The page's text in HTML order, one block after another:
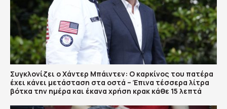
Συγκλονίζει ο Χάντερ Μπάιντεν: Ο καρκίνος του πατέρα
έχει κάνει μετάσταση στα οστά – Έπινα τέσσερα λίτρα
βότκα την ημέρα και έκανα χρήση κρακ κάθε 15 λεπτά